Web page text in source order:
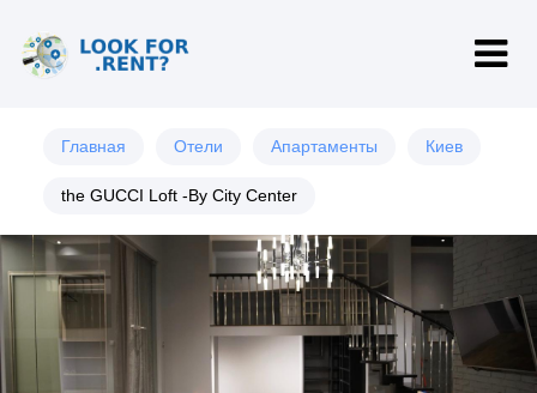
Главная Отели Апартаменты Киев
the GUCCI Loft -By City Center